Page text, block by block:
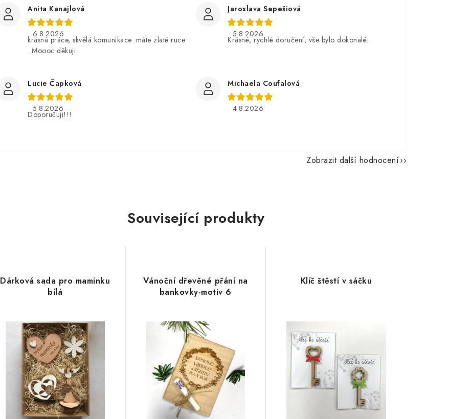
Anita Kanajlová
6.8.2026
krásná práce, skvělá komunikace .máte zlaté ruce
. Moooc děkuji
Jaroslava Sepešiová
5.8.2026
Krásné, rychlé doručení, vše bylo dokonalé.
Lucie Čapková
5.8.2026
Doporučuji!!!
Michaela Coufalová
4.8.2026
Zobrazit další hodnocení
Související produkty
Dárková sada pro maminku
bílá
Vánoční dřevěné přání na
bankovky-motiv 6
Klíč štěstí v sáčku